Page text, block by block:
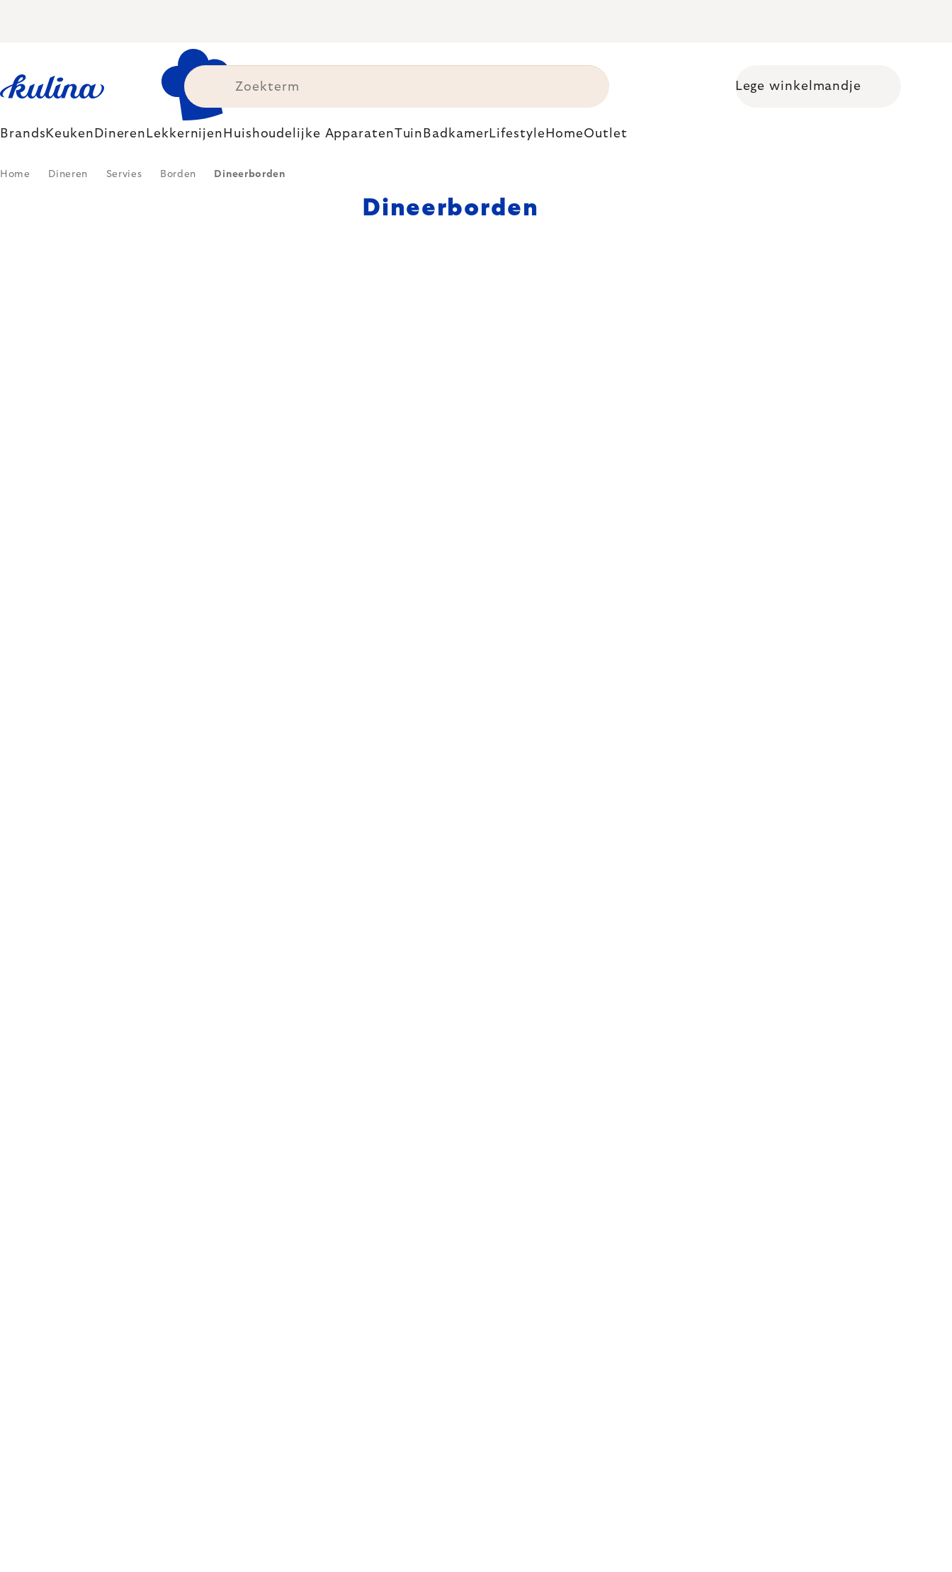
Shopping cart
Lege winkelmandje
Brands Keuken Dineren Lekkernijen Huishoudelijke ApparatenTuin BadkamerLifestyle HomeOutlet
Home Dineren Servies Borden Dineerborden
Dineerborden